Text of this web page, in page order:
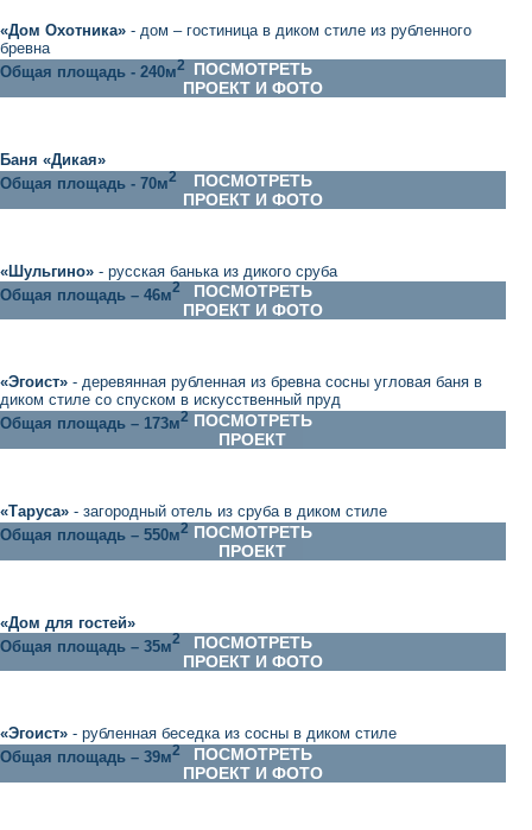
«Дом Охотника» - дом – гостиница в диком стиле из рубленного
бревна
Общая площадь - 240м2
ПОСМОТРЕТЬ
ПРОЕКТ И ФОТО
Баня «Дикая»
Общая площадь - 70м2
ПОСМОТРЕТЬ
ПРОЕКТ И ФОТО
«Шульгино» - русская банька из дикого сруба
Общая площадь – 46м2
ПОСМОТРЕТЬ
ПРОЕКТ И ФОТО
«Эгоист» - деревянная рубленная из бревна сосны угловая баня в
диком стиле со спуском в искусственный пруд
Общая площадь – 173м2 ПОСМОТРЕТЬ
ПРОЕКТ
«Таруса» - загородный отель из сруба в диком стиле
Общая площадь – 550м2 ПОСМОТРЕТЬ
ПРОЕКТ
«Дом для гостей»
Общая площадь – 35м2
ПОСМОТРЕТЬ
ПРОЕКТ И ФОТО
«Эгоист» - рубленная беседка из сосны в диком стиле
Общая площадь – 39м2
ПОСМОТРЕТЬ
ПРОЕКТ И ФОТО